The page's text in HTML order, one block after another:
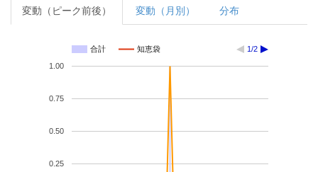
変動（ピーク前後） 変動（月別） 分布
合計 知恵袋 1/2
0.25
0.50
0.75
1.00